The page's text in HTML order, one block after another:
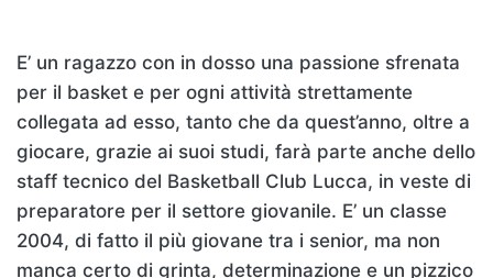
E’ un ragazzo con in dosso una passione sfrenata
per il basket e per ogni attività strettamente
collegata ad esso, tanto che da quest’anno, oltre a
giocare, grazie ai suoi studi, farà parte anche dello
staff tecnico del Basketball Club Lucca, in veste di
preparatore per il settore giovanile. E’ un classe
2004, di fatto il più giovane tra i senior, ma non
manca certo di grinta, determinazione e un pizzico